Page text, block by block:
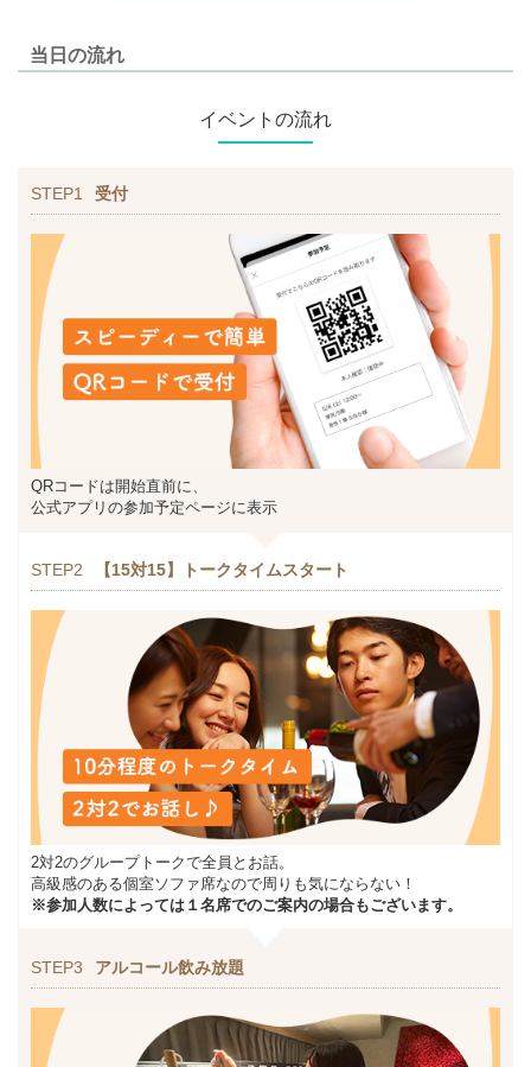
当日の流れ
イベントの流れ
STEP1 受付
QRコードは開始直前に、
公式アプリの参加予定ページに表示
STEP2 【15対15】トークタイムスタート
2対2のグループトークで全員とお話。
高級感のある個室ソファ席なので周りも気にならない！
※参加人数によっては１名席でのご案内の場合もございます。
STEP3 アルコール飲み放題